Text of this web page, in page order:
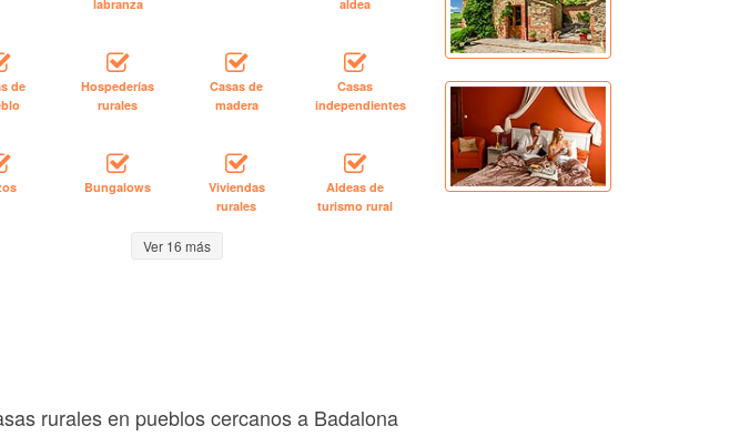
labranza
aldea
de
Hospederías
rurales
Casas de
madera
Casas
independientes
Bungalows
Viviendas
rurales
Aldeas de
turismo rural
Ver 16 más
rurales en pueblos cercanos a Badalona